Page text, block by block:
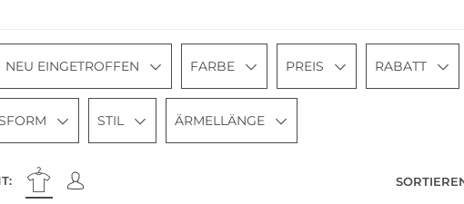
NEU EINGETROFFEN FARBE PREIS RABATT
STIL ÄRMELLÄNGE